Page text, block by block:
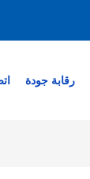
رقابة جودة